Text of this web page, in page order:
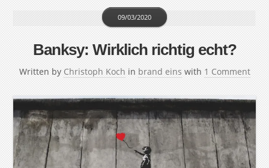
Banksy: Wirklich richtig echt?
Written by Christoph Koch
09/03/2020
in brand eins with 1 Comment